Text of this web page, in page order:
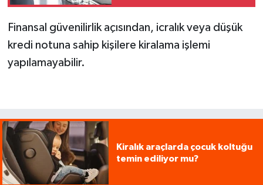
Finansal güvenilirlik açısından, icralık veya düşük
kredi notuna sahip kişilere kiralama işlemi
yapılamayabilir.
Kiralık araçlarda çocuk koltuğu
temin ediliyor mu?